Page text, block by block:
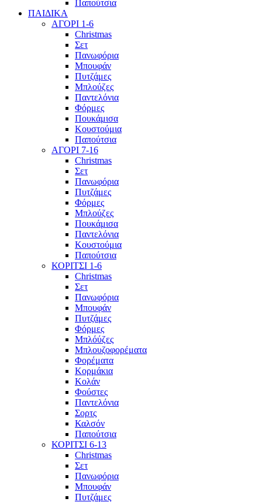
Παπούτσια
ΠΑΙΔΙΚΑ
ΑΓΟΡΙ 1-6
Christmas
Σετ
Πανωφόρια
Μπουφάν
Πυτζάμες
Μπλούζες
Παντελόνια
Φόρμες
Πουκάμισα
Κουστούμια
Παπούτσια
ΑΓΟΡΙ 7-16
Christmas
Σετ
Πανωφόρια
Πυτζάμες
Φόρμες
Μπλούζες
Πουκάμισα
Παντελόνια
Κουστούμια
Παπούτσια
ΚΟΡΙΤΣΙ 1-6
Christmas
Σετ
Πανωφόρια
Μπουφάν
Πυτζάμες
Φόρμες
Μπλόύζες
Μπλουζοφορέματα
Φορέματα
Κορμάκια
Κολάν
Φούστες
Παντελόνια
Σορτς
Καλσόν
Παπούτσια
ΚΟΡΙΤΣΙ 6-13
Christmas
Σετ
Πανωφόρια
Μπουφάν
Πυτζάμες